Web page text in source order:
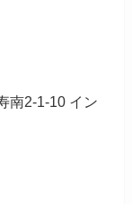
南2-1-10 イン